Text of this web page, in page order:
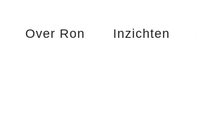
Over Ron Inzichten